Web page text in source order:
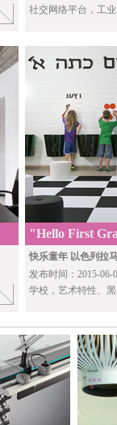
社交网络平台，工
"Hello First
Elementary
快乐童年 以色列拉
发布时间：2015-06-
学校，艺术特性、